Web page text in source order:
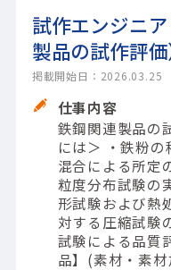
試作エンジニ
製品の試作評価
掲載開始日：2026.03.25
仕事内容
鉄鋼関連製品の
には＞ ・鉄粉の
混合による所定
粒度分布試験の
形試験および熱
対する圧縮試験
試験による品質
品】(素材・素